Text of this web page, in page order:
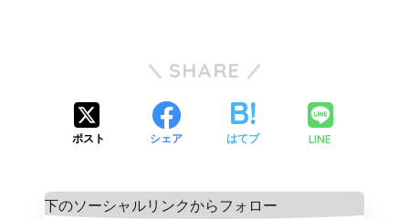
SHARE
ポスト シェア はてブ LINE